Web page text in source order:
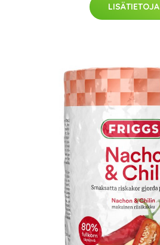
LISÄTIETOJA